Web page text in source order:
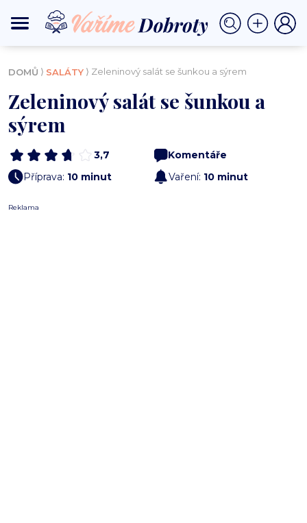
DOMŮ ⟩ SALÁTY ⟩ Zeleninový salát se šunkou a sýrem
Zeleninový salát se šunkou a
sýrem
3,7
Komentáře
Příprava: 10 minut Vaření: 10 minut
Reklama